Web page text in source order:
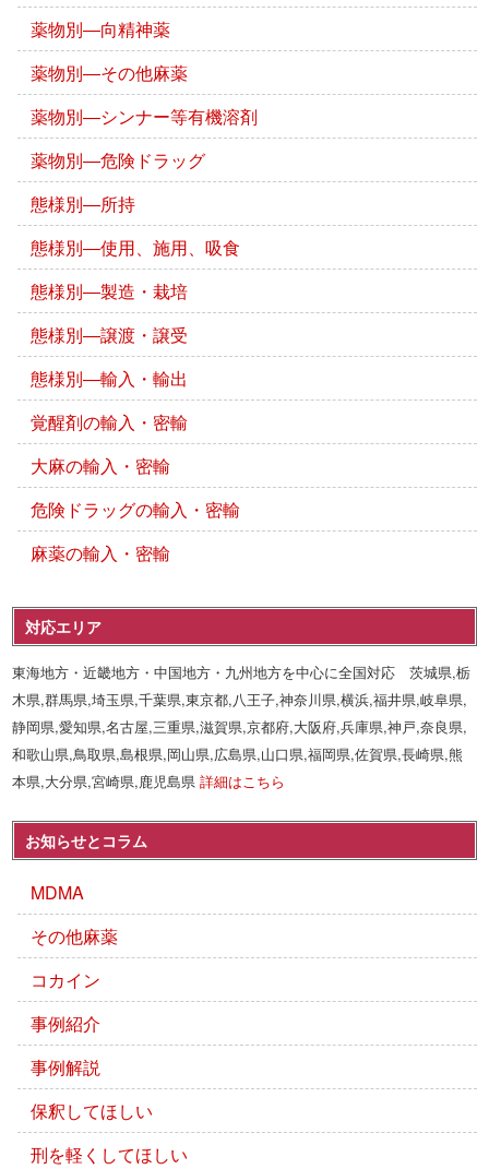
薬物別―向精神薬
薬物別―その他麻薬
薬物別―シンナー等有機溶剤
薬物別―危険ドラッグ
態様別―所持
態様別―使用、施用、吸食
態様別―製造・栽培
態様別―譲渡・譲受
態様別―輸入・輸出
覚醒剤の輸入・密輸
大麻の輸入・密輸
危険ドラッグの輸入・密輸
麻薬の輸入・密輸
対応エリア
東海地方・近畿地方・中国地方・九州地方を中心に全国対応 茨城県,栃
木県,群馬県,埼玉県,千葉県,東京都,八王子,神奈川県,横浜,福井県,岐阜県,
静岡県,愛知県,名古屋,三重県,滋賀県,京都府,大阪府,兵庫県,神戸,奈良県,
和歌山県,鳥取県,島根県,岡山県,広島県,山口県,福岡県,佐賀県,長崎県,熊
本県,大分県,宮崎県,鹿児島県詳細はこちら
お知らせとコラム
MDMA
その他麻薬
コカイン
事例紹介
事例解説
保釈してほしい
刑を軽くしてほしい